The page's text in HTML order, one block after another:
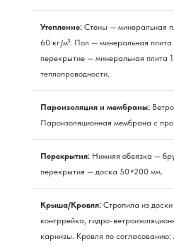
Утепление: Стены — минеральная
60 кг/м³. Пол — минеральная
перекрытие — минеральная плита
теплопроводности.
Пароизоляция и мембраны:
Пароизоляционная мембрана с
Перекрытия: Нижняя обвязка —
перекрытия — доска 50×200 мм.
Крыша/Кровля: Стропила из
контррейка, гидро-
карнизы. Кровля по согласованию: